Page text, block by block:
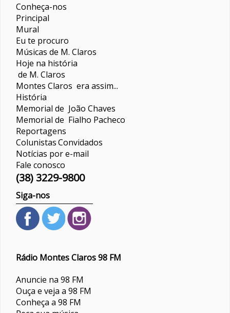
Conheça-nos
Principal
Mural
Eu te procuro
Músicas de M. Claros
Hoje na história
de M. Claros
Montes Claros era assim...
História
Memorial de João Chaves
Memorial de Fialho Pacheco
Reportagens
ColunistasConvidados
Notícias por e-mail
Fale conosco
(38) 3229-9800
Siga-nos
Rádio Montes Claros 98 FM
Anuncie na 98 FM
Ouça e veja a 98 FM
Conheça a 98 FM